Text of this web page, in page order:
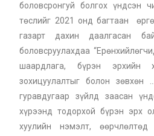
боловсронгуй болгох үндсэн
төслийг 2021 онд багтаан
газарт дахин даалгасан
боловсруулахдаа
шаардлага, бүрэн эрхийн
зохицуулалтыг болон зөвхөн
гуравдугаар зүйлд заасан
хүрээнд тодорхой бүрэн эрх
хуулийн нэмэлт, өөрчлөлтөд